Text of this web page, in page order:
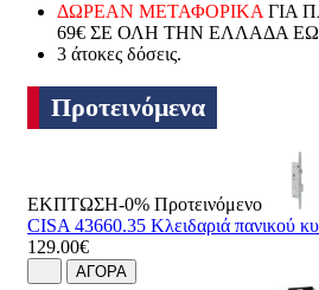
ΔΩΡΕΑΝ ΜΕΤΑΦΟΡΙΚΑ ΓΙΑ
69€ ΣΕ ΟΛΗ ΤΗΝ ΕΛΛΑΔΑ
3 άτοκες δόσεις.
Προτεινόμενα
ΕΚΠΤΩΣΗ-0% Προτεινόμενο
CISA 43660.35 Κλειδαριά πανικού
129.00€
ΑΓΟΡΑ